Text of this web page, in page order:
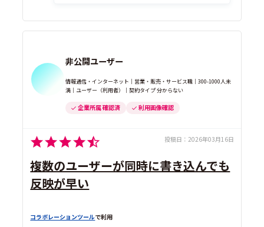
非公開ユーザー
情報通信・インターネット｜営業・販売・サービス職｜300-1000人未
満｜ユーザー（利用者）｜契約タイプ 分からない
企業所属 確認済 利用画像確認
投稿日： 2026年03月16日
複数のユーザーが同時に書き込んでも
反映が早い
コラボレーションツールで利用